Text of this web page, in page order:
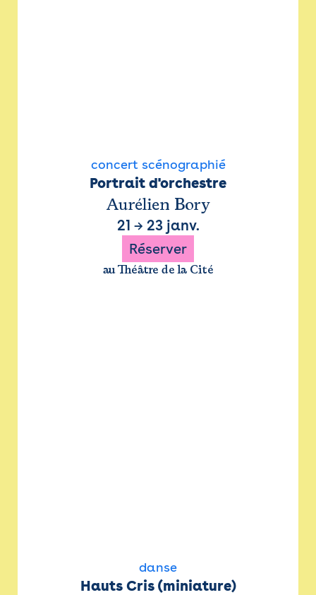
concert scénographié
Portrait d'orchestre
Aurélien Bory
21 → 23 janv.
Réserver
au Théâtre de la Cité
danse
Hauts Cris (miniature)